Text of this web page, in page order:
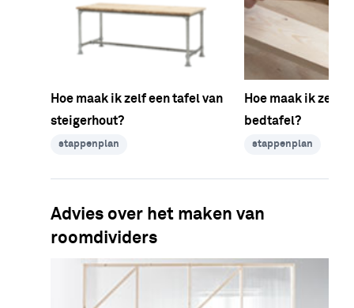
Hoe maak ik zelf een tafel van
steigerhout?
stappenplan
Hoe maak ik zelf
bedtafel?
stappenplan
Advies over het maken van
roomdividers